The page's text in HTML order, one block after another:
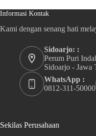
Informasi Kontak
Kami dengan senang hati
Sidoarjo: :
Perum Puri
Sidoarjo - Jawa
WhatsApp :
0812-311-50000
Sekilas Perusahaan